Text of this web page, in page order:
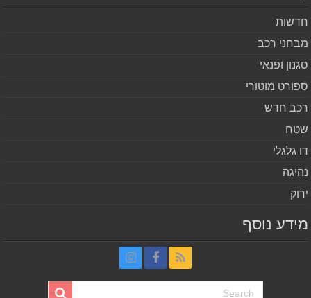
רכב
ופנאי
מוטורי
חדש
גלגלי
נוסף